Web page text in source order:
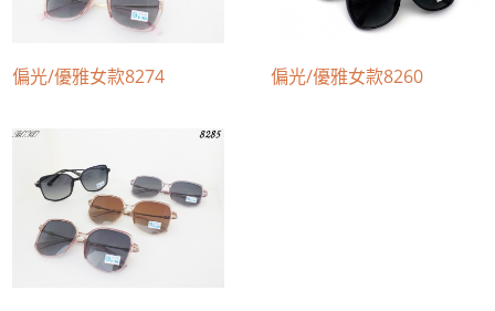
偏光/優雅女款8274 偏光/優雅女款8260